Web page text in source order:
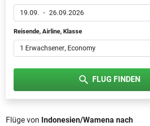
19.09. - 26.09.2026
Reisende, Airline, Klasse
1 Erwachsener, Economy
FLUG FINDEN
Flüge von Indonesien/Wamena nach